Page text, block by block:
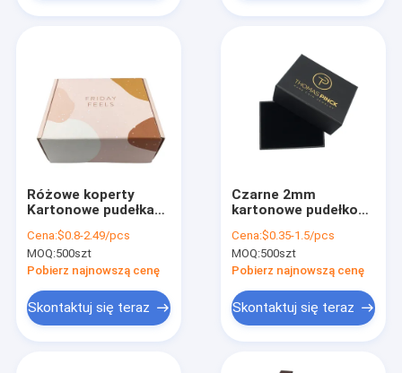
Różowe koperty
Kartonowe pudełka
ODM Mała wysyłka
Recykling na ubrania
Cena:$0.8-2.49/pcs
MOQ:500szt
Pobierz najnowszą cenę
Skontaktuj się teraz
Czarne 2mm
kartonowe pudełko
Luxury Ring Sztywne
małe papierowe
opakowanie
Cena:$0.35-1.5/pcs
MOQ:500szt
Pobierz najnowszą cenę
Skontaktuj się teraz